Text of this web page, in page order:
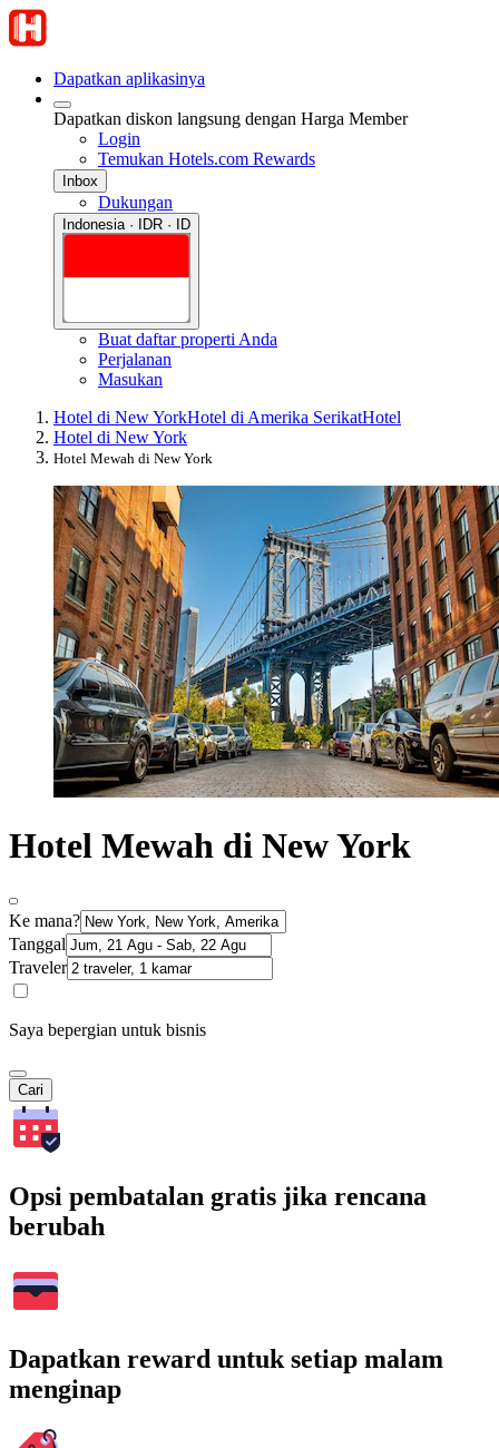
Dapatkan aplikasinya
Dapatkan diskon langsung dengan Harga Member
Login
Temukan Hotels.com Rewards
Inbox
Dukungan
Indonesia · IDR · ID
Buat daftar properti Anda
Perjalanan
Masukan
Hotel di New YorkHotel di Amerika SerikatHotel
Hotel di New York
Hotel Mewah di New York
Hotel Mewah di New York
Ke mana?
Tanggal
Traveler
Saya bepergian untuk bisnis
Cari
Opsi pembatalan gratis jika rencana
berubah
Dapatkan reward untuk setiap malam
menginap